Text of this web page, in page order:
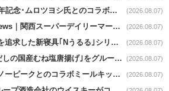
ハンズnews｜創業50周年記念･ムロツヨシ氏とのコラボ企画｢ムロハンズ｣開催 (2026.08.07)
関西フードマーケットnews｜関西スーパーデイリーマート蒲生店8/7改装 (2026.08.07)
ニトリnews｜肌ざわりを追求した新寝具｢Nうるる｣シリーズを発売 (2026.08.07)
U.S.M.Hnews｜ ｢４種だしの国産むね塩唐揚げ｣をグループ610店で共同販促 (2026.08.07)
オイシックスnews｜スノーピークとのコラボミールキット8/13発売 (2026.08.07)